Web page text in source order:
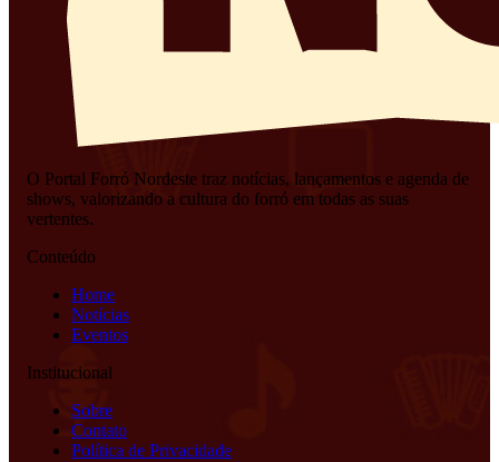
O Portal Forró Nordeste traz notícias, lançamentos e agenda de
shows, valorizando a cultura do forró em todas as suas
vertentes.
Conteúdo
Home
Notícias
Eventos
Institucional
Sobre
Contato
Política de Privacidade